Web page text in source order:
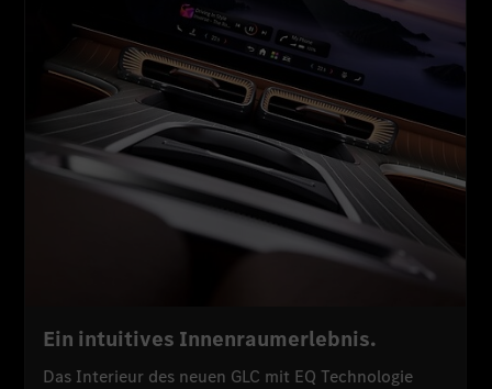
Ein intuitives Innenraumerlebnis.
Das Interieur des neuen GLC mit EQ Technologie